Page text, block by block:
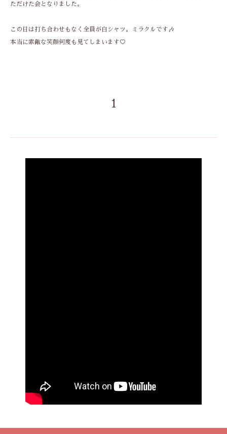
ただけた会となりました。
この日は打ち合わせもなく全員が白シャツ。ミラクルです🎶
本当に素敵な笑顔何度も見てしまいます♡
1